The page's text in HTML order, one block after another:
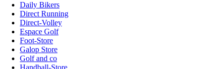
Daily Bikers
Direct Running
Direct-Volley
Espace Golf
Foot-Store
Galop Store
Golf and co
Handball-Store